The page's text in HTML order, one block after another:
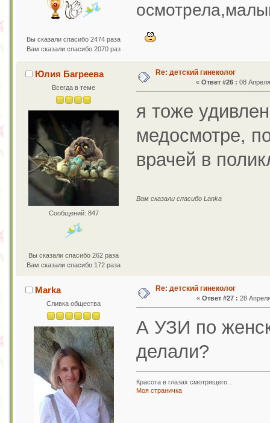
Вы сказали спасибо 2474 раза
Вам сказали спасибо 2070 раз
Юлия Багреева
Всегда в теме
Сообщений: 847
Вы сказали спасибо 262 раза
Вам сказали спасибо 172 раза
Re: детский гинеколог
«Ответ #26 : 08
я тоже
медосмотре,
врачей в
Вам сказали спасибо Lanka
Marka
Сливка общества
Re: детский гинеколог
« Ответ #27 : 28
А УЗИ по
делали?
Красота в глазах смотрящего...
Моя страничка